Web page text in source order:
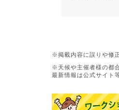
※掲載内容に誤りや修
※天候や主催者様の都
最新情報は公式サイト